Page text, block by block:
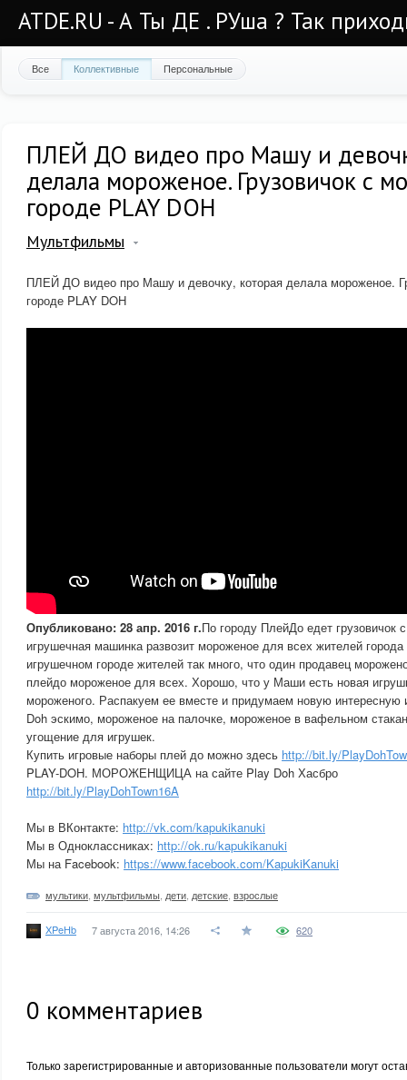
ATDE.RU - А Ты ДЕ . РУша ? Так
Все Коллективные Персональные
ПЛЕЙ ДО видео про Машу и
делала мороженое. Грузовичок с
городе PLAY DOH
Мультфильмы
ПЛЕЙ ДО видео про Машу и девочку, которая делала мороженое.
городе PLAY DOH
Опубликовано: 28 апр. 2016 г.По городу ПлейДо едет грузовичок
игрушечная машинка развозит мороженое для всех жителей
игрушечном городе жителей так много, что один продавец
плейдо мороженое для всех. Хорошо, что у Маши есть новая
мороженого. Распакуем ее вместе и придумаем новую интересную
Doh эскимо, мороженое на палочке, мороженое в вафельном
угощение для игрушек.
Купить игровые наборы плей до можно здесь http://bit.ly/
PLAY-DOH. МОРОЖЕНЩИЦА на сайте Play Doh Хасбро
http://bit.ly/PlayDohTown16A
Мы в ВКонтакте: http://vk.com/kapukikanuki
Мы в Одноклассниках: http://ok.ru/kapukikanuki
Мы на Facebook: https://www.facebook.com/KapukiKanuki
мультики мультфильмы дети детские взрослые
XPeHb 7 августа 2016, 14:26 620
0 комментариев
Только зарегистрированные и авторизованные пользователи могут